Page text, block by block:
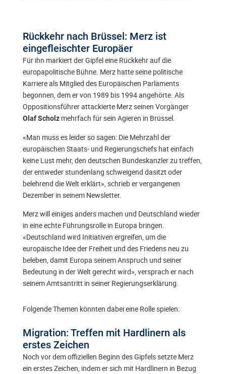
Rückkehr nach Brüssel: Merz ist
eingefleischter Europäer
Für ihn markiert der Gipfel eine Rückkehr auf die
europapolitische Bühne. Merz hatte seine politische
Karriere als Mitglied des Europäischen Parlaments
begonnen, dem er von 1989 bis 1994 angehörte. Als
Oppositionsführer attackierte Merz seinen Vorgänger
Olaf Scholzmehrfach für sein Agieren in Brüssel.
«Man muss es leider so sagen: Die Mehrzahl der
europäischen Staats- und Regierungschefs hat einfach
keine Lust mehr, den deutschen Bundeskanzler zu treffen,
der entweder stundenlang schweigend dasitzt oder
belehrend die Welt erklärt», schrieb er vergangenen
Dezember in seinem Newsletter.
Merz will einiges anders machen und Deutschland wieder
in eine echte Führungsrolle in Europa bringen.
«Deutschland wird Initiativen ergreifen, um die
europäische Idee der Freiheit und des Friedens neu zu
beleben, damit Europa seinem Anspruch und seiner
Bedeutung in der Welt gerecht wird», versprach er nach
seinem Amtsantritt in seiner Regierungserklärung.
Folgende Themen könnten dabei eine Rolle spielen:
Migration: Treffen mit Hardlinern als
erstes Zeichen
Noch vor dem offiziellen Beginn des Gipfels setzte Merz
ein erstes Zeichen, indem er sich mit Hardlinern in Bezug